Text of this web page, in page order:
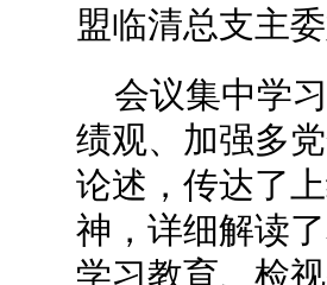
盟临清总支主
会议集中学
绩观、加强多
论述，传达了
神，详细解读
学习教育、检